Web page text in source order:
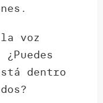
voz
dentro